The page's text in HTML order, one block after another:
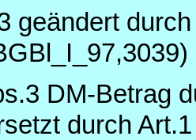
geändert
DM-Betrag
durch